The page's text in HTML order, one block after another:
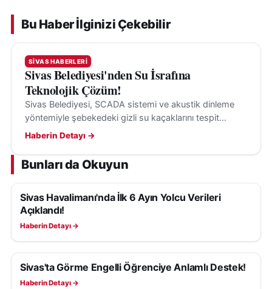
Bu Haber İlginizi Çekebilir
SIVAS HABERLERI
Sivas Belediyesi'nden Su İsrafına
Teknolojik Çözüm!
Sivas Belediyesi, SCADA sistemi ve akustik dinleme
yöntemiyle şebekedeki gizli su kaçaklarını tespit
ederek su kayıplarının önüne geçiyor.
Haberin Detayı →
Bunları da Okuyun
SIVAS HABERLERI
Sivas Havalimanı'nda İlk 6 Ayın Yolcu Verileri
Açıklandı!
Haberin Detayı →
SIVAS HABERLERI
Sivas'ta Görme Engelli Öğrenciye Anlamlı Destek!
Haberin Detayı →